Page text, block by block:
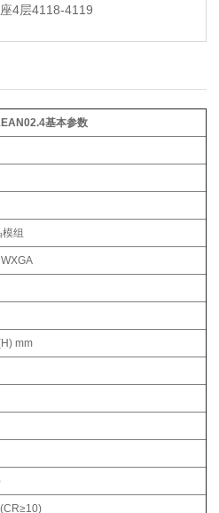
4层4118-4119
基本参数
组
mm